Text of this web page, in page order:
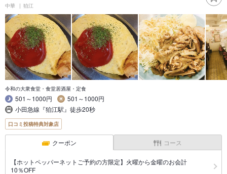
中華 狛江
令和の大衆食堂・食堂居酒屋・定食
501～1000円
501～1000円
小田急線『狛江駅』徒歩20秒
口コミ投稿特典対象店
クーポン コース
【ホットペッパーネットご予約の方限定】火曜から金曜のお会計
10％OFF